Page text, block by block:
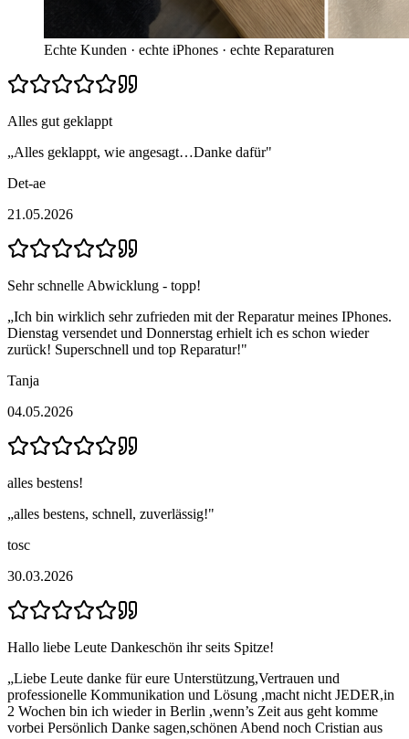
Echte Kunden · echte iPhones · echte Reparaturen
Alles gut geklappt
„Alles geklappt, wie angesagt…Danke dafür"
Det-ae
21.05.2026
Sehr schnelle Abwicklung - topp!
„Ich bin wirklich sehr zufrieden mit der Reparatur meines IPhones.
Dienstag versendet und Donnerstag erhielt ich es schon wieder
zurück! Superschnell und top Reparatur!"
Tanja
04.05.2026
alles bestens!
„alles bestens, schnell, zuverlässig!"
tosc
30.03.2026
Hallo liebe Leute Dankeschön ihr seits Spitze!
„Liebe Leute danke für eure Unterstützung,Vertrauen und
professionelle Kommunikation und Lösung ,macht nicht JEDER,in
2 Wochen bin ich wieder in Berlin ,wenn’s Zeit aus geht komme
vorbei Persönlich Danke sagen,schönen Abend noch Cristian aus